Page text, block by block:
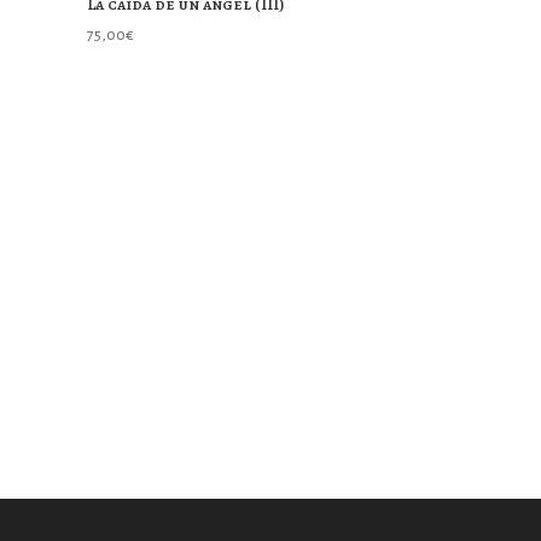
75,00€